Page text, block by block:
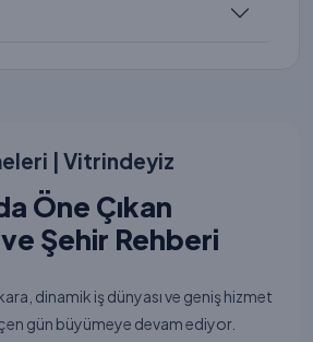
| Vitrindeyiz
Öne Çıkan
Şehir Rehberi
dinamik iş dünyası ve geniş hizmet
gün büyümeye devam ediyor.